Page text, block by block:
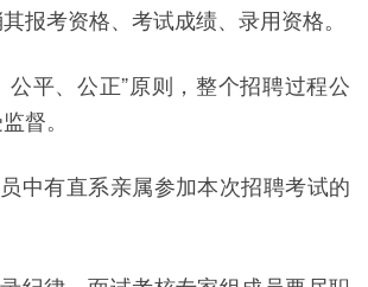
报考资格、考试成绩、录用资格。
公平、公正”原则，整个招聘过程公
督。
中有直系亲属参加本次招聘考试的